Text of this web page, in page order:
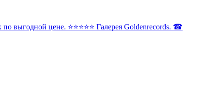
выгодной цене. ⭐️⭐️⭐️⭐️⭐️ Галерея Goldenrecords. ☎